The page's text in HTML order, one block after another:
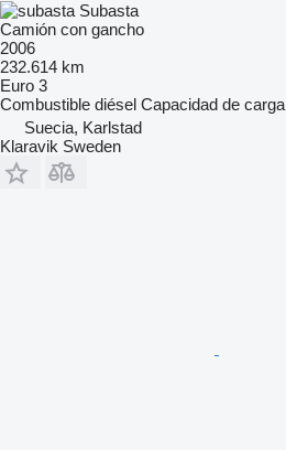
Subasta
Camión con gancho
2006
232.614 km
Euro 3
Combustible diésel Capacidad de carga
Suecia, Karlstad
Klaravik Sweden